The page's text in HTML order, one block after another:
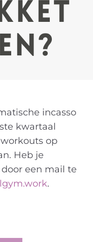
incasso
kwartaal
op
Heb je
een mail te
.